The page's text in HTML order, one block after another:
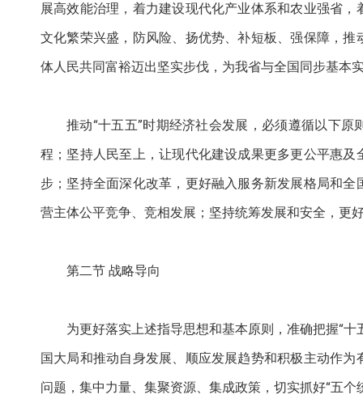
展高效能治理，着力建设现代化产业体系和农业强省
文化繁荣兴盛，防风险、扬优势、补短板、强保障，
体人民共同富裕迈出坚实步伐，为我省与全国同步基本
推动“十五五”时期经济社会发展，必须遵循以下
程；坚持人民至上，让现代化建设成果更多更公平惠
步；坚持全面深化改革，更好融入服务新发展格局和
营主体公平竞争、竞相发展；坚持统筹发展和安全，更
第二节 战略导向
为更好落实上述指导思想和基本原则，准确把握“
国大局和推动自身发展、顺应发展趋势和积极主动作
问题，集中力量、集聚资源、集成政策，切实抓好“五